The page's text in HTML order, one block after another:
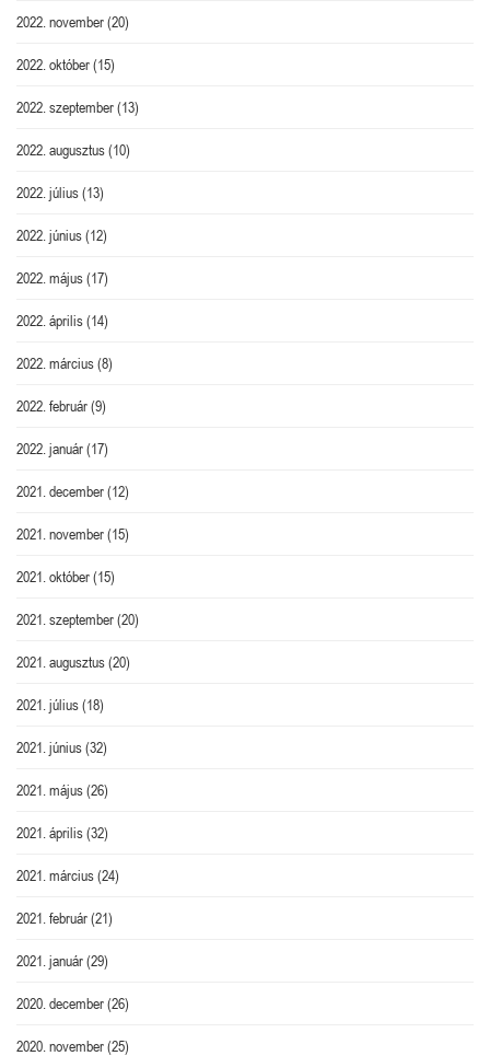
2022. november(20)
2022. október(15)
2022. szeptember(13)
2022. augusztus(10)
2022. július(13)
2022. június(12)
2022. május(17)
2022. április(14)
2022. március(8)
2022. február(9)
2022. január(17)
2021. december(12)
2021. november(15)
2021. október(15)
2021. szeptember(20)
2021. augusztus(20)
2021. július(18)
2021. június(32)
2021. május(26)
2021. április(32)
2021. március(24)
2021. február(21)
2021. január(29)
2020. december(26)
2020. november(25)